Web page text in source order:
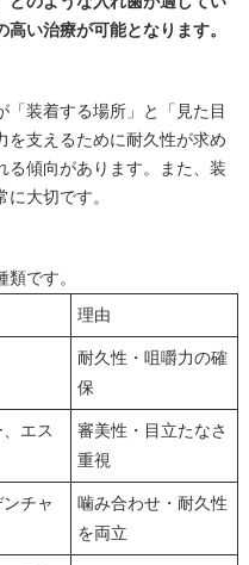
い治療が可能となります。
装着する場所」と「見た目
を支えるために耐久性が求め
る傾向があります。また、装
大切です。
です。
理由
耐久性・咀嚼力の確
保
エス
審美性・目立たなさ
重視
チャ
噛み合わせ・耐久性
を両立